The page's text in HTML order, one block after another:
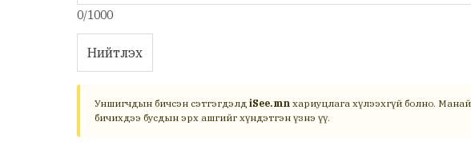
0/1000
Нийтлэх
Уншигчдын бичсэн сэтгэгдэлд iSee.mn хариуцлага хүлээхгүй болно.
бичихдээ бусдын эрх ашгийг хүндэтгэн үзнэ үү.